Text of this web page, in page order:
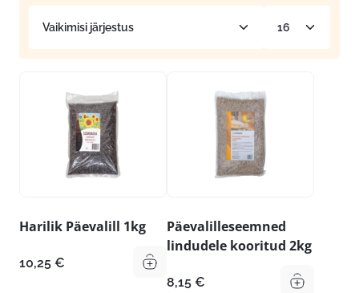
Harilik Päevalill 1kg
10,25 €
Päevalilleseemned
lindudele kooritud 2kg
8,15 €